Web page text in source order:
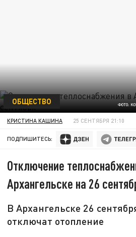
ФОТО:
ОБЩЕСТВО
КРИСТИНА КАШИНА 25 СЕНТЯБРЯ 21:10
ПОДПИШИТЕСЬ:
Отключение
Архангельске на 26
В Архангельске 26
отключат отопление